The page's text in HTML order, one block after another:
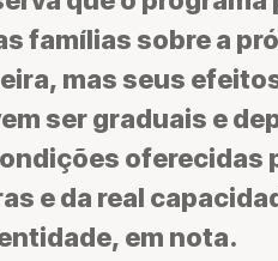
famílias sobre a
mas seus
ser graduais e
oferecidas
e da real
em nota.